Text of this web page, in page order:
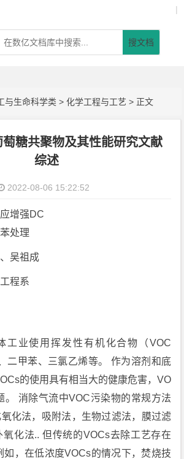
|
搜文档
与生命科学类 >化学工程与工艺 > 正文
糖共聚物及其性能研究文献
综述
2022-08-06 15:22:52
增强DC
处理
吴祖成
程系
工业使用挥发性有机化合物（VOC
二甲苯、三氯乙烯等。 作为溶剂和底
的使用具有相当大的健康危害，VO
。 消除气流中VOC污染物的常规方法
化法，吸附法，生物过滤法，膜过滤
化法.. 但传统的VOCs去除工艺存在
如，在低浓度VOCs的情况下，焚烧技